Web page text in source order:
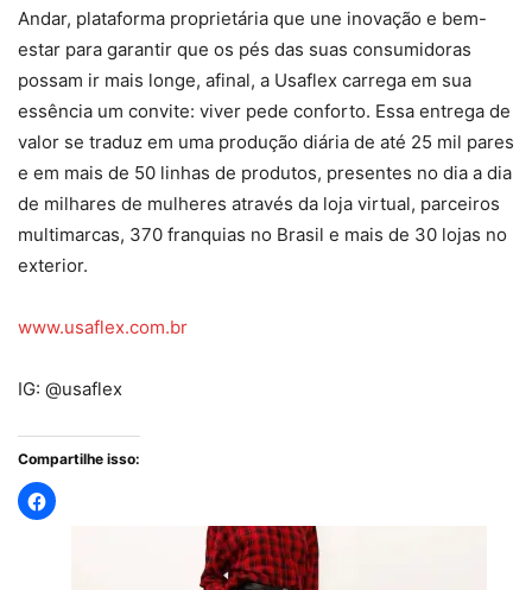
Andar, plataforma proprietária que une inovação e bem-
estar para garantir que os pés das suas consumidoras
possam ir mais longe, afinal, a Usaflex carrega em sua
essência um convite: viver pede conforto. Essa entrega de
valor se traduz em uma produção diária de até 25 mil pares
e em mais de 50 linhas de produtos, presentes no dia a dia
de milhares de mulheres através da loja virtual, parceiros
multimarcas, 370 franquias no Brasil e mais de 30 lojas no
exterior.
www.usaflex.com.br
IG: @usaflex
Compartilhe isso: